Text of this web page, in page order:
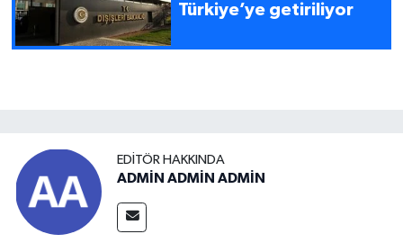
Türkiye’ye getiriliyor
EDITÖR HAKKINDA
ADMİN ADMİN ADMİN